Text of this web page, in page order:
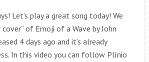
Let’s play a great song today! We
cover” of Emoji of a Wave by John
4 days ago and it’s already
In this video you can follow Plínio